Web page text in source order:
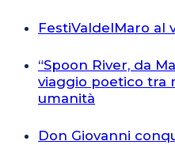
FestiValdelMaro al
“Spoon River, da
viaggio poetico tra
umanità
Don Giovanni